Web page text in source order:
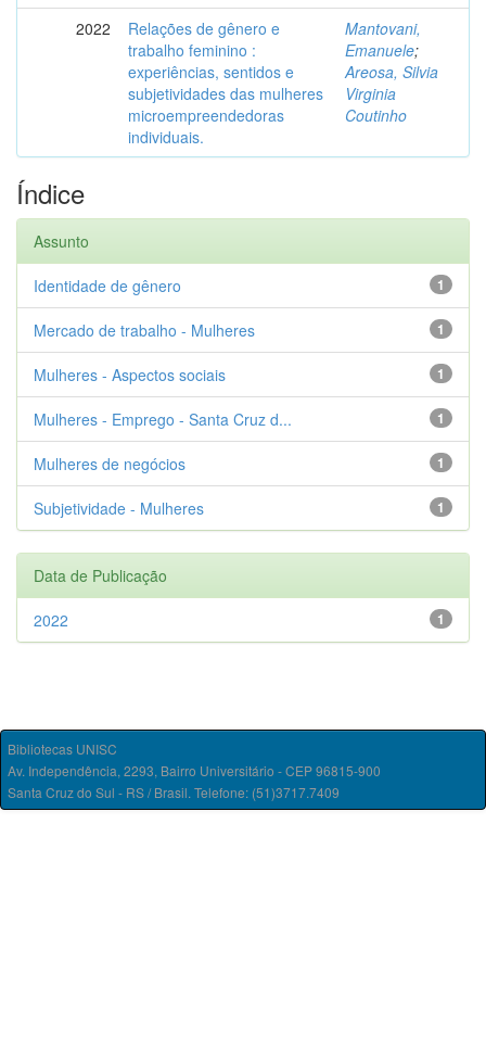
2022
Relações de gênero e
trabalho feminino :
experiências, sentidos e
subjetividades das mulheres
microempreendedoras
individuais.
Mantovani,
Emanuele;
Areosa, Silvia
Virginia
Coutinho
Índice
Assunto
1
Identidade de gênero
1
Mercado de trabalho - Mulheres
1
Mulheres - Aspectos sociais
1
Mulheres - Emprego - Santa Cruz d...
1
Mulheres de negócios
1
Subjetividade - Mulheres
Data de Publicação
1
2022
Bibliotecas UNISC
Av. Independência, 2293, Bairro Universitário - CEP 96815-900
Santa Cruz do Sul - RS / Brasil. Telefone: (51)3717.7409